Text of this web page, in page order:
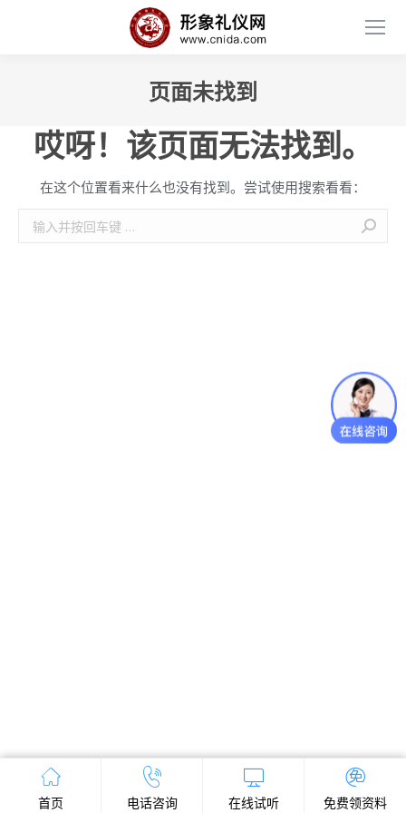
页面未找到
哎呀！该页面无法找到。
在这个位置看来什么也没有找到。尝试使用搜索看看：
首页 电话咨询 在线试听 免费领资料